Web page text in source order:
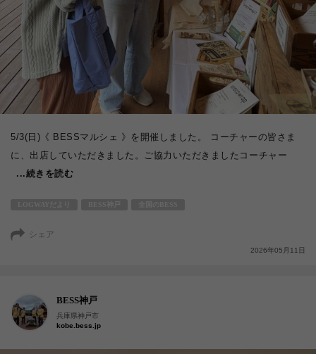
5/3(日)《 BESSマルシェ 》を開催しました。 コーチャーの皆さま
に、出店していただきました。ご協力いただきましたコーチャー
...続きを読む
シェア
2026年05月11日
BESS神戸
兵庫県神戸市
kobe.bess.jp